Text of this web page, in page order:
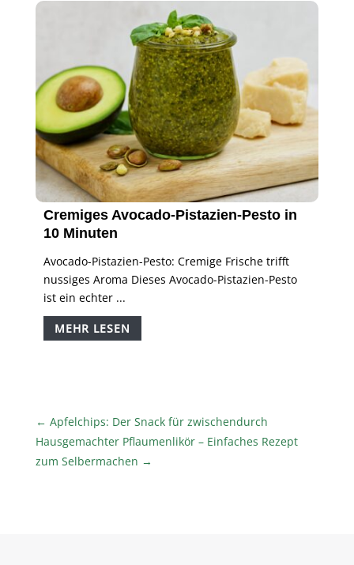
Cremiges Avocado-Pistazien-Pesto in
10 Minuten
Avocado-Pistazien-Pesto: Cremige Frische trifft
nussiges Aroma Dieses Avocado-Pistazien-Pesto
ist ein echter ...
MEHR LESEN
← Apfelchips: Der Snack für zwischendurch
Hausgemachter Pflaumenlikör – Einfaches Rezept
zum Selbermachen →